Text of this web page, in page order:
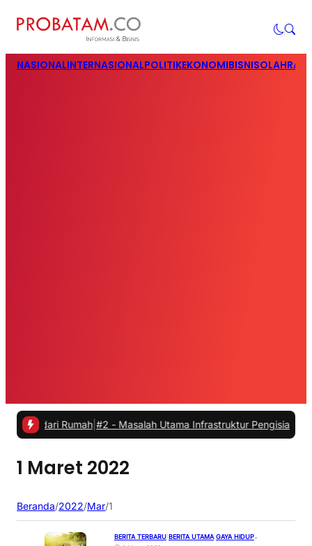
NASIONALINTERNASIONALPOLITIKEKONOMIBISNIS
Rumah|#2 -Masalah Utama Infrastruktur Pengisian Daya
1 Maret 2022
Beranda/2022/Mar/1
BERITA TERBARU BERITA UTAMA GAYA HIDUP•